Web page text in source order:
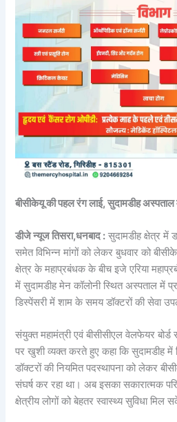
बीसीकेयू की पहल रंग लाई, सुदामडीह अस्पताल
डीजे न्यूज तिसरा,धनबाद : सुदामडीह क्षेत्र में
समेत विभिन्न मांगों को लेकर बुधवार को
क्षेत्र के महाप्रबंधक के बीच इजे एरिया
में सुदामडीह मेन कॉलोनी स्थित अस्पताल में
डिस्पेंसरी में शाम के समय डॉक्टरों की सेवा
संयुक्त महामंत्री एवं बीसीसीएल वेलफेयर बोर्ड
पर खुशी व्यक्त करते हुए कहा कि सुदामडीह
डॉक्टरों की नियमित पदस्थापना को लेकर
संघर्ष कर रहा था। अब इसका सकारात्मक
क्षेत्रीय लोगों को बेहतर स्वास्थ्य सुविधा मिल